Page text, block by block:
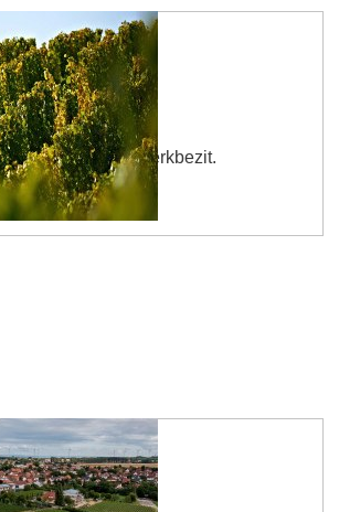
is gebaseerd op kerkbezit.